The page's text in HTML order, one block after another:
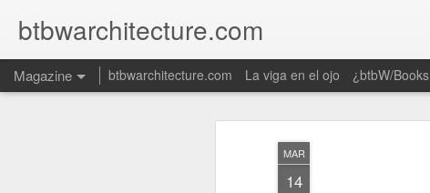
MAR
14
btbwarchitecture.com
Magazine btbwarchitecture.com La viga en el ojo ¿btbW/Books